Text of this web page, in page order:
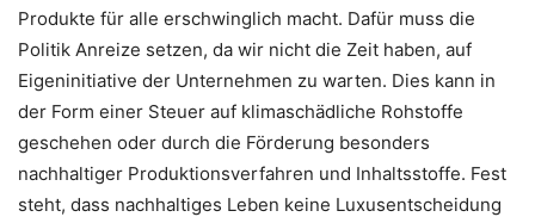
Produkte für alle erschwinglich macht. Dafür muss die
Politik Anreize setzen, da wir nicht die Zeit haben, auf
Eigeninitiative der Unternehmen zu warten. Dies kann in
der Form einer Steuer auf klimaschädliche Rohstoffe
geschehen oder durch die Förderung besonders
nachhaltiger Produktionsverfahren und Inhaltsstoffe. Fest
steht, dass nachhaltiges Leben keine Luxusentscheidung